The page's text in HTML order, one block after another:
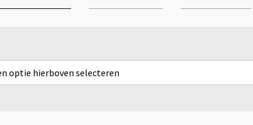
optie hierboven selecteren